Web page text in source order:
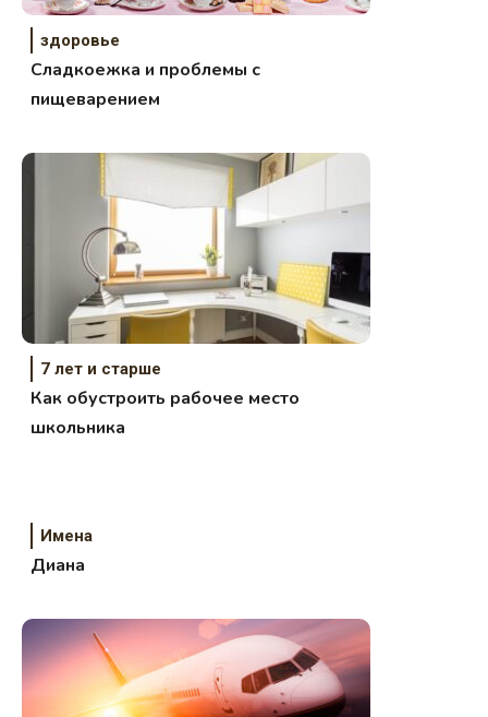
здоровье
Сладкоежкa и проблемы с
пищеварением
7 лет и старше
Как обустроить рабочее место
школьника
Имена
Диана